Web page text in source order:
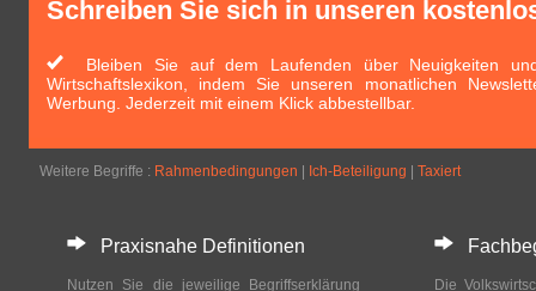
Schreiben Sie sich in unseren
Bleiben Sie auf dem Laufenden über Neuigkeiten
Wirtschaftslexikon, indem Sie unseren monatlichen
Werbung. Jederzeit mit einem Klick abbestellbar.
Weitere Begriffe : Rahmenbedingungen Ich-Beteiligung Taxiert
Praxisnahe Definitionen
Nutzen Sie die jeweilige Begriffserklärung
Die